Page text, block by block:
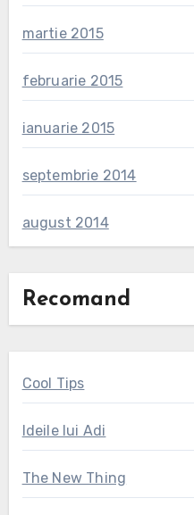
martie 2015
februarie 2015
ianuarie 2015
septembrie 2014
august 2014
Recomand
Cool Tips
Ideile lui Adi
The New Thing